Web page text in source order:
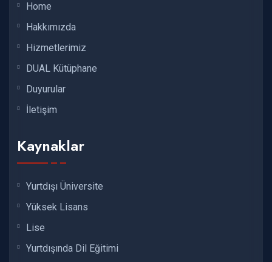
Home
Hakkımızda
Hizmetlerimiz
DUAL Kütüphane
Duyurular
İletişim
Kaynaklar
Yurtdışı Üniversite
Yüksek Lisans
Lise
Yurtdışında Dil Eğitimi